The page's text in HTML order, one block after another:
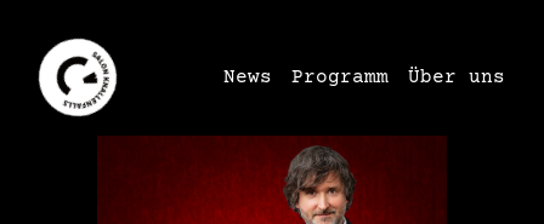
News Programm Über uns